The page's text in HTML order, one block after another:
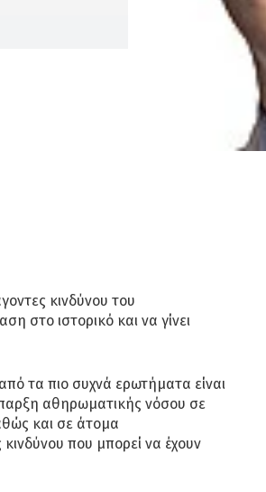
κινδύνου του
στο ιστορικό και να γίνει
τα πιο συχνά ερωτήματα είναι
αθηρωματικής νόσου σε
και σε άτομα
που μπορεί να έχουν